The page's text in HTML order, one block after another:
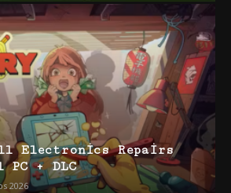
Electronics Repairs
+ DLC
2026